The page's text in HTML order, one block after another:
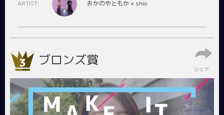
ARTIST: おかのやともか × shio
ブロンズ賞
シェア